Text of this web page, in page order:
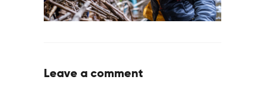
Leave a comment